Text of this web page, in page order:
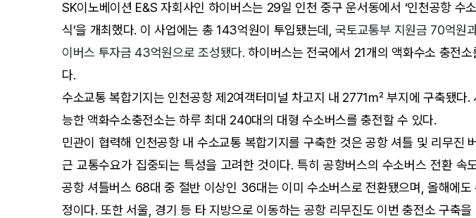
SK이노베이션 E&S 자회사인 하이버스는 29일 인천 중구 운서동에서 ‘인천공항 수
식’을 개최했다. 이 사업에는 총 143억원이 투입됐는데,국토교통부 지원금 70억원
이버스 투자금 43억원으로 조성됐다. 하이버스는 전국에서 21개의 액화수소 충전소
다.
수소교통 복합기지는 인천공항 제2여객터미널 차고지 내 2771㎡ 부지에 구축됐
능한 액화수소충전소는 하루 최대 240대의 대형 수소버스를 충전할 수 있다.
민관이 협력해 인천공항 내 수소교통 복합기지를 구축한 것은 공항 셔틀 및 리무진
근 교통수요가 집중되는 특성을 고려한 것이다. 특히 공항버스의 수소버스 전환 속
공항 셔틀버스 68대 중 절반 이상인 36대는 이미 수소버스로 전환됐으며, 올해에도
정이다. 또한 서울, 경기 등 타 지방으로 이동하는 공항 리무진도 이번 충전소 구축